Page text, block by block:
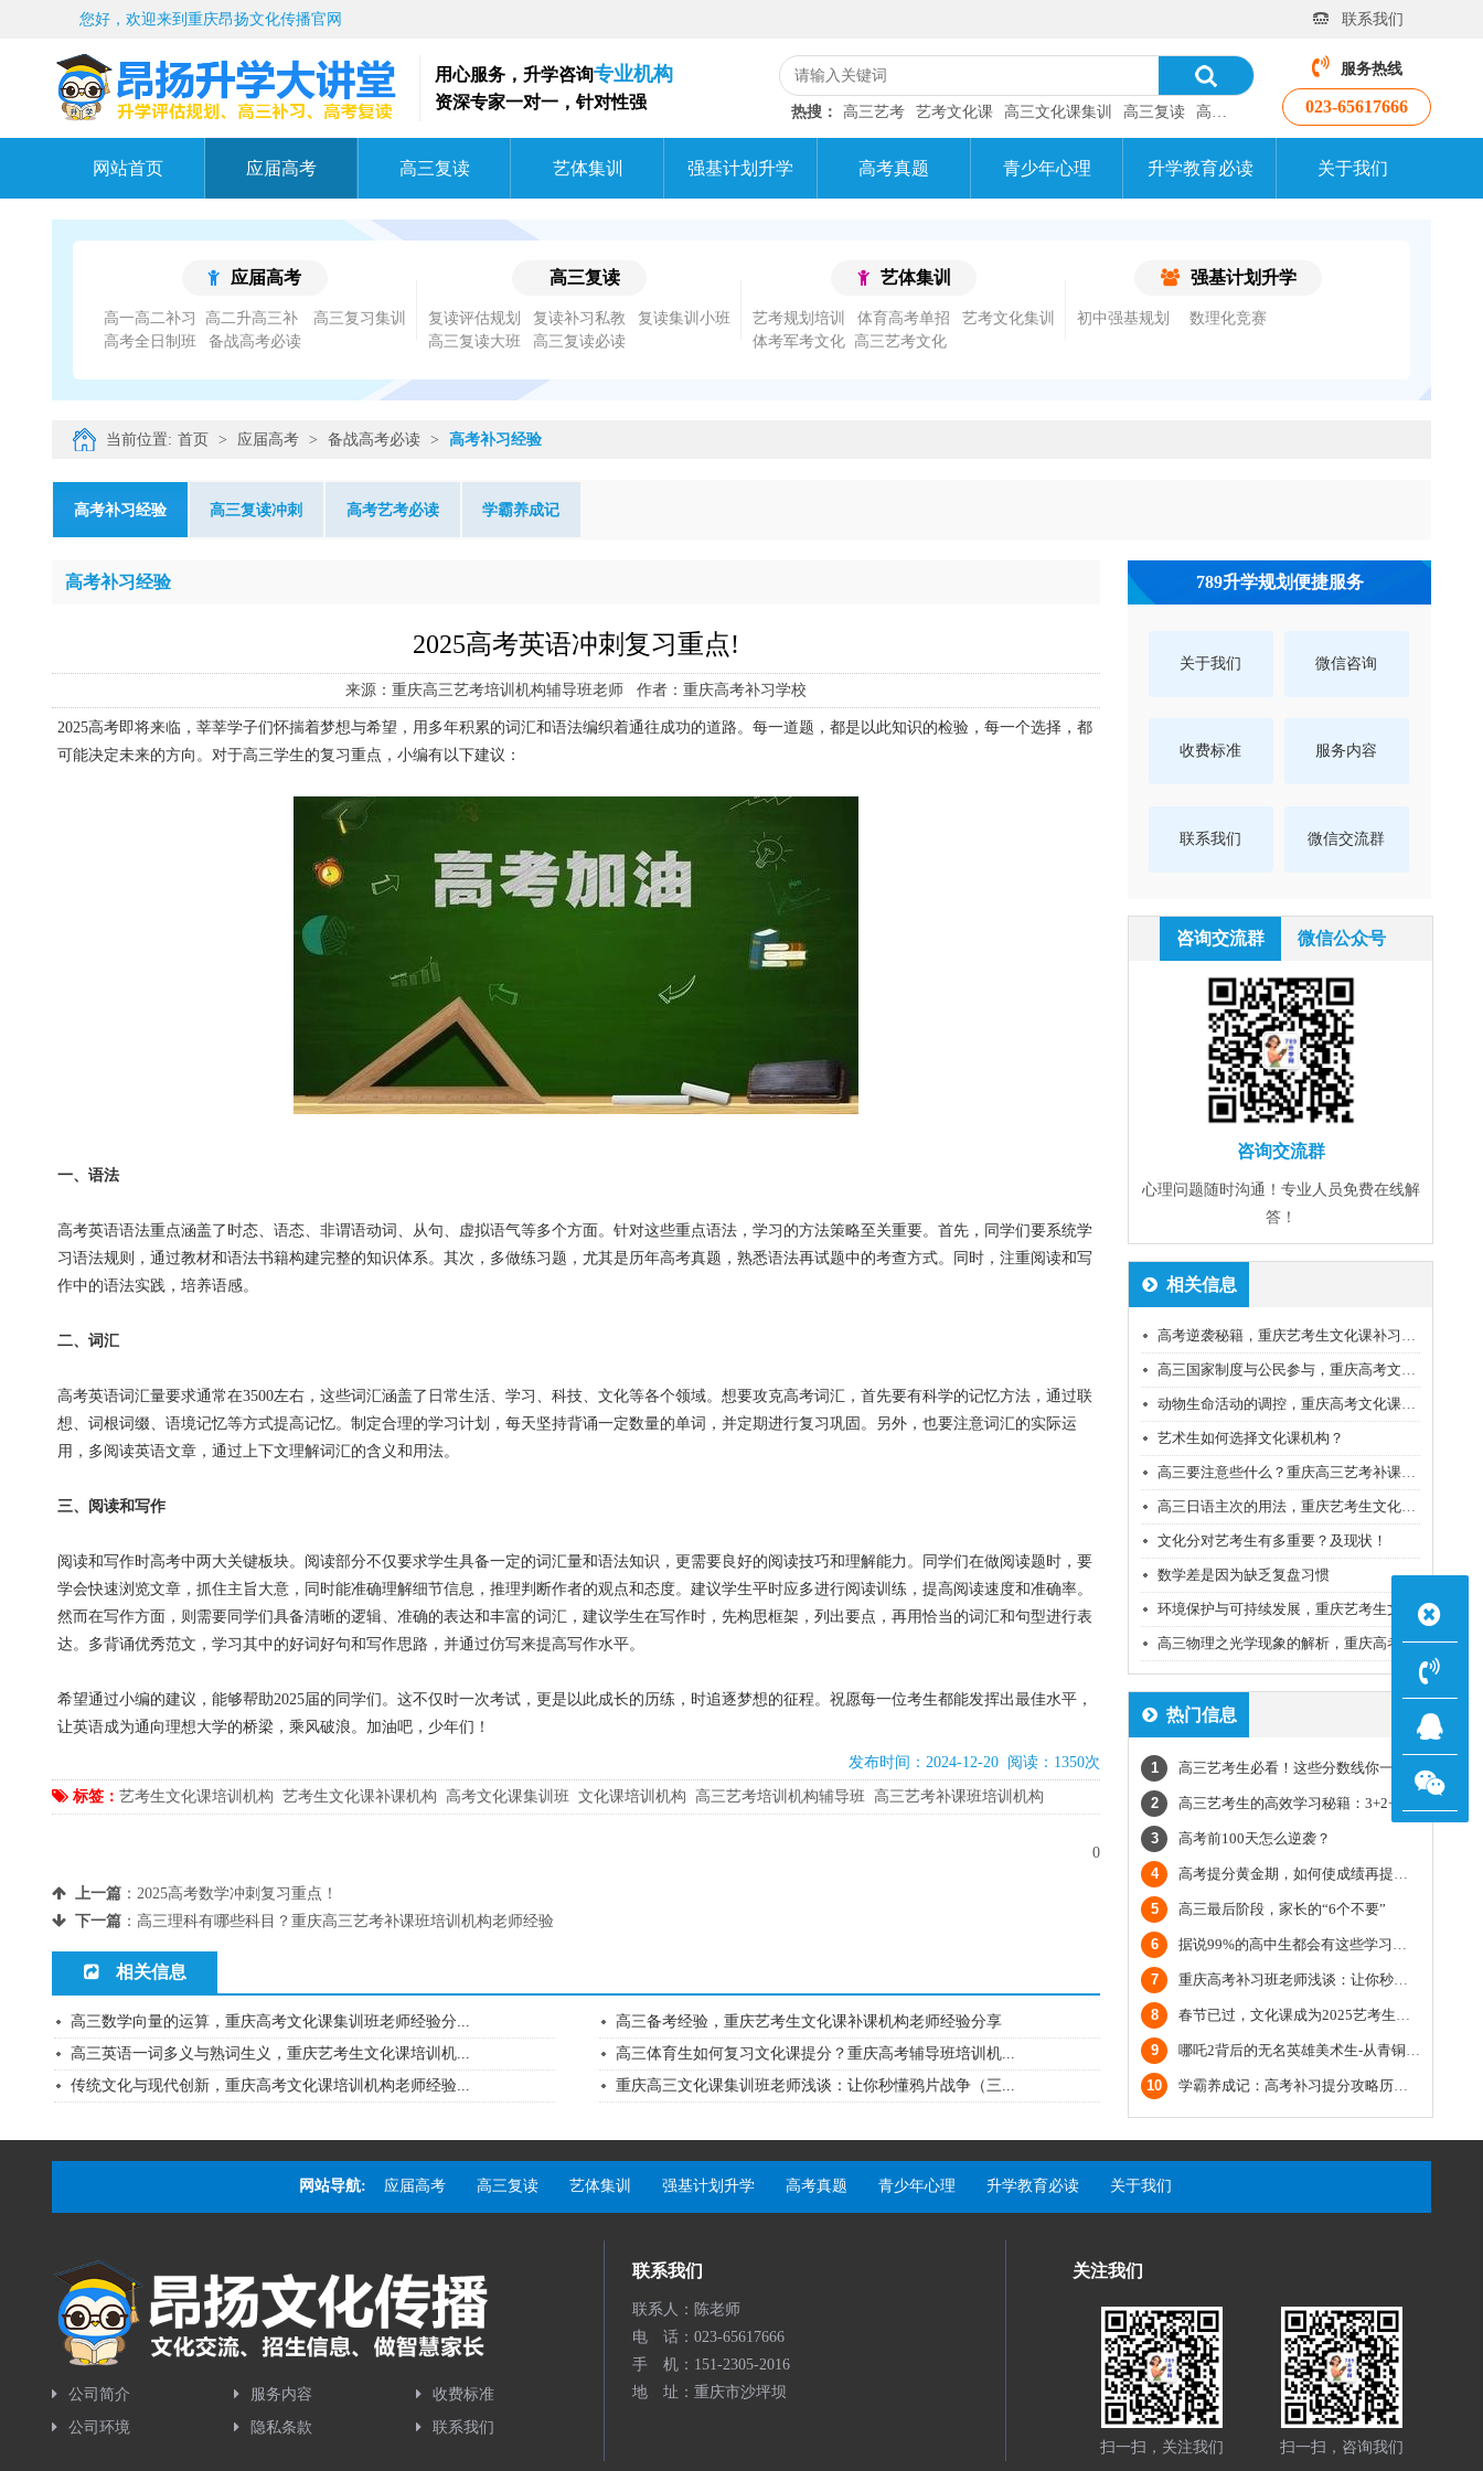
您好，欢迎来到重庆昂扬文化传播官网 联系我们
用心服务，升学咨询专业机构
资深专家一对一，针对性强
服务热线
023-65617666
热搜： 高三艺考 艺考文化课 高三文化课集训 高三复读 高考补习班
网站首页 应届高考 高三复读 艺体集训 强基计划升学 高考真题 青少年心理 升学教育必读 关于我们
应届高考
高一高二补习
高三复习集训
高考全日制班
备战高考必读
高三复读
复读评估规划 复读补习私教
复读集训小班
高三复读大班
高三复读必读
艺体集训
艺考规划培训 体育高考单招
艺考文化集训
体考军考文化
强基计划升学
初中强基规划 数理化竞赛
当前位置: 首页 > 应届高考 > 备战高考必读 > 高考补习经验
高考补习经验 高三复读冲刺 高考艺考必读 学霸养成记
高考补习经验
2025高考英语冲刺复习重点!
来源：重庆高三艺考培训机构辅导班老师 作者：重庆高考补习学校
2025高考即将来临，莘莘学子们怀揣着梦想与希望，用多年积累的词汇和语法编织着通往成功的道路。每一道题，都是以此知识的检验，每一个选择，都
可能决定未来的方向。对于高三学生的复习重点，小编有以下建议：
一、语法
高考英语语法重点涵盖了时态、语态、非谓语动词、从句、虚拟语气等多个方面。针对这些重点语法，学习的方法策略至关重要。首先，同学们要系统学
习语法规则，通过教材和语法书籍构建完整的知识体系。其次，多做练习题，尤其是历年高考真题，熟悉语法再试题中的考查方式。同时，注重阅读和写
作中的语法实践，培养语感。
二、词汇
高考英语词汇量要求通常在3500左右，这些词汇涵盖了日常生活、学习、科技、文化等各个领域。想要攻克高考词汇，首先要有科学的记忆方法，通过联
想、词根词缀、语境记忆等方式提高记忆。制定合理的学习计划，每天坚持背诵一定数量的单词，并定期进行复习巩固。另外，也要注意词汇的实际运
用，多阅读英语文章，通过上下文理解词汇的含义和用法。
三、阅读和写作
阅读和写作时高考中两大关键板块。阅读部分不仅要求学生具备一定的词汇量和语法知识，更需要良好的阅读技巧和理解能力。同学们在做阅读题时，要
学会快速浏览文章，抓住主旨大意，同时能准确理解细节信息，推理判断作者的观点和态度。建议学生平时应多进行阅读训练，提高阅读速度和准确率。
然而在写作方面，则需要同学们具备清晰的逻辑、准确的表达和丰富的词汇，建议学生在写作时，先构思框架，列出要点，再用恰当的词汇和句型进行表
达。多背诵优秀范文，学习其中的好词好句和写作思路，并通过仿写来提高写作水平。
希望通过小编的建议，能够帮助2025届的同学们。这不仅时一次考试，更是以此成长的历练，时追逐梦想的征程。祝愿每一位考生都能发挥出最佳水平，
让英语成为通向理想大学的桥梁，乘风破浪。加油吧，少年们！
发布时间：2024-12-20 阅读：1350次
标签： 艺考生文化课培训机构 艺考生文化课补课机构 高考文化课集训班 文化课培训机构 高三艺考培训机构辅导班 高三艺考补课班培训机构
0
上一篇 ： 2025高考数学冲刺复习重点！
下一篇 ： 高三理科有哪些科目？重庆高三艺考补课班培训机构老师经验
相关信息
高三数学向量的运算，重庆高考文化课集训班老师经验分...
高三备考经验，重庆艺考生文化课补课机构老师经验分享
高三英语一词多义与熟词生义，重庆艺考生文化课培训机...
高三体育生如何复习文化课提分？重庆高考辅导班培训机...
传统文化与现代创新，重庆高考文化课培训机构老师经验...
重庆高三文化课集训班老师浅谈：让你秒懂鸦片战争（三...
789升学规划便捷服务
关于我们 微信咨询
收费标准 服务内容
联系我们 微信交流群
咨询交流群 微信公众号
咨询交流群
心理问题随时沟通！专业人员免费在线解
答！
相关信息
艺术生如何选择文化课机构？
文化分对艺考生有多重要？及现状！
数学差是因为缺乏复盘习惯
高三物理之光学现象的解析，重庆高考文化课培训机构老师经验
热门信息
1 高三艺考生必看！这些分数线你一定要了解
2 高三艺考生的高效学习秘籍：3+2+5学习模式
3 高考前100天怎么逆袭？
4 高考提分黄金期，如何使成绩再提一个档？
5 高三最后阶段，家长的“6个不要”
6 据说99%的高中生都会有这些学习烦恼!
7 重庆高考补习班老师浅谈：让你秒懂鸦片战争（二）
8 春节已过，文化课成为2025艺考生主场
9 哪吒2背后的无名英雄美术生-从青铜到王者
10 学霸养成记：高考补习提分攻略历史篇；重庆高考文化课培训机构
网站导航: 应届高考 高三复读 艺体集训 强基计划升学 高考真题 青少年心理 升学教育必读 关于我们
公司简介 服务内容
收费标准
公司环境
隐私条款 联系我们
联系我们
联系人：陈老师
电 话：023-65617666
手 机：151-2305-2016
地 址：重庆市沙坪坝
关注我们
扫一扫，关注我们 扫一扫，咨询我们